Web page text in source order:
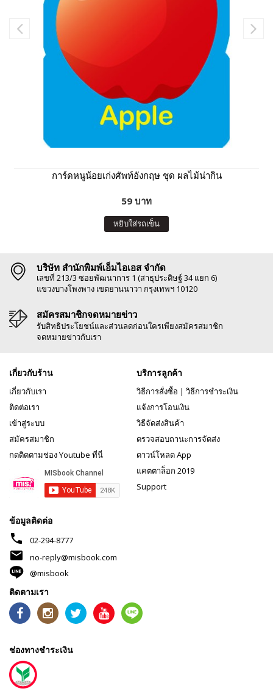
การ์ดหนูน้อยเก่งศัพท์อังกฤษ ชุด ผลไม้น่ากิน
59 บาท
หยิบใส่รถเข็น
บริษัท สำนักพิมพ์เอ็มไอเอส จำกัด
เลขที่ 213/3 ซอยพัฒนาการ 1 (สาธุประดิษฐ์ 34 แยก 6)
แขวงบางโพงพาง เขตยานนาวา กรุงเทพฯ 10120
สมัครสมาชิกจดหมายข่าว
รับสิทธิประโยชน์และส่วนลดก่อนใครเพียงสมัครสมาชิก
จดหมายข่าวกับเรา
เกี่ยวกับร้าน
เกี่ยวกับเรา
ติดต่อเรา
เข้าสู่ระบบ
สมัครสมาชิก
กดติดตามช่อง Youtube ที่นี่
บริการลูกค้า
วิธีการสั่งซื้อ | วิธีการชำระเงิน
แจ้งการโอนเงิน
วิธีจัดส่งสินค้า
ตรวจสอบถานะการจัดส่ง
ดาวน์โหลด App
แคตตาล็อก 2019
Support
ข้อมูลติดต่อ
phone 02-294-8777
mail
no-reply@misbook.com
@misbook
ติดตามเรา
ช่องทางชำระเงิน